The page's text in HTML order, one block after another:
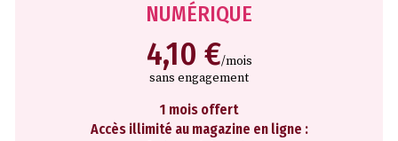
NUMÉRIQUE
4,10 €/mois
sans engagement
1 mois offert
Accès illimité au magazine en ligne :